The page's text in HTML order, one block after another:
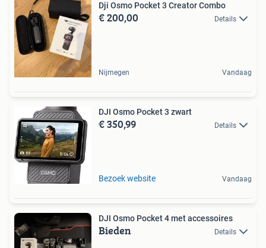
Dji Osmo Pocket 3 Creator Combo
€ 200,00 Details
Nijmegen Vandaag
DJI Osmo Pocket 3 zwart
€ 350,99 Details
Bezoek website Vandaag
DJI Osmo Pocket 4 met accessoires
Bieden Details